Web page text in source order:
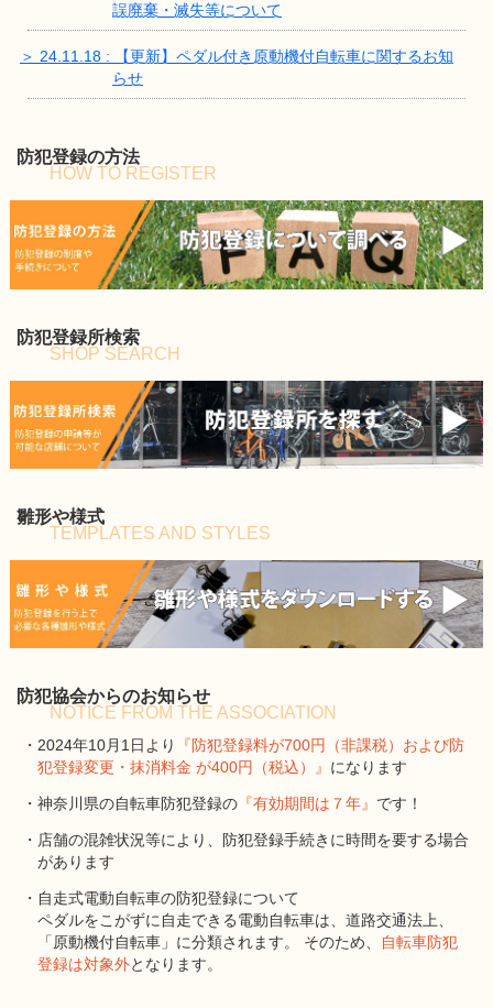
誤廃棄・滅失等について
＞ 24.11.18 : 【更新】ペダル付き原動機付自転車に関するお知
らせ
防犯登録の方法
HOW TO REGISTER
防犯登録所検索
SHOP SEARCH
雛形や様式
TEMPLATES AND STYLES
防犯協会からのお知らせ
NOTICE FROM THE ASSOCIATION
・2024年10月1日より
『防犯登録料が700円（非課税）および防
犯登録変更・抹消料金 が400円（税込）』 になります
・神奈川県の自転車防犯登録の 『有効期間は７年』 です！
・店舗の混雑状況等により、防犯登録手続きに時間を要する場合
があります
・自走式電動自転車の防犯登録について
ペダルをこがずに自走できる電動自転車は、道路交通法上、
「原動機付自転車」に分類されます。 そのため、
自転車防犯
登録は対象外となります。